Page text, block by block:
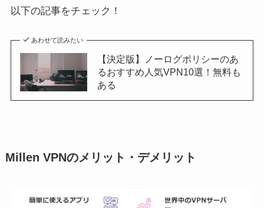
以下の記事をチェック！
あわせて読みたい
【決定版】ノーログポリシーのあ
るおすすめ人気VPN10選！無料も
ある
Millen VPNのメリット・デメリット